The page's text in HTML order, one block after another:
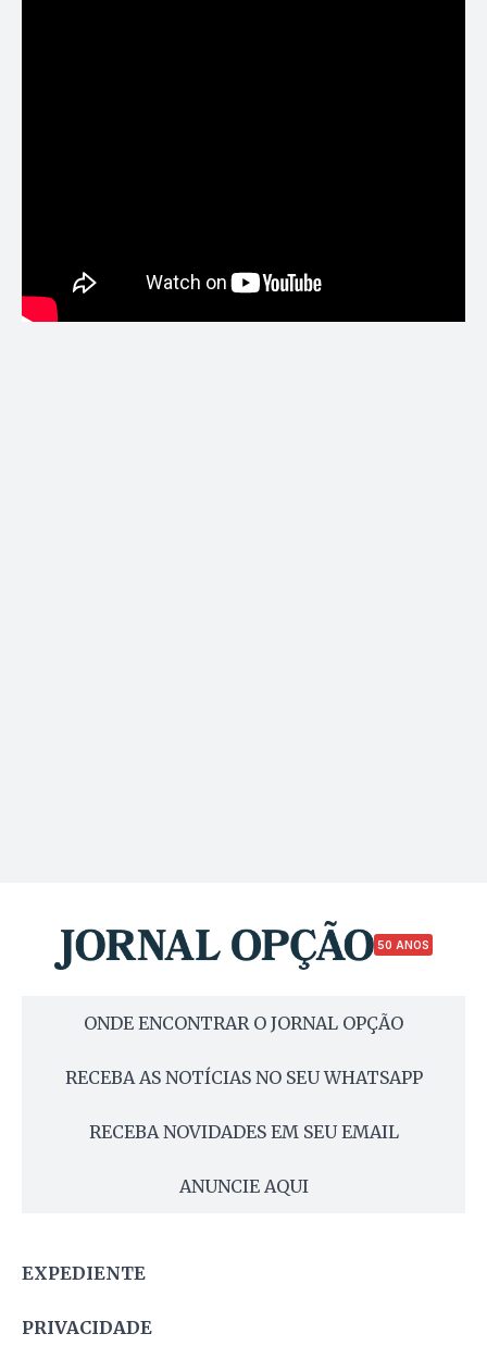
50 ANOS
ONDE ENCONTRAR O JORNAL OPÇÃO
RECEBA AS NOTÍCIAS NO SEU WHATSAPP
RECEBA NOVIDADES EM SEU EMAIL
ANUNCIE AQUI
EXPEDIENTE
PRIVACIDADE